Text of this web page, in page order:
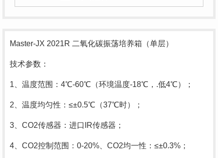
Master-JX 2021R 二氧化碳振荡培养箱（单层）
技术参数：
1、温度范围：4℃-60℃（环境温度-18℃，.低4℃）；
2、温度均匀性：≤±0.5℃（37℃时）；
3、CO2传感器：进口IR传感器；
4、CO2控制范围：0-20%、CO2均一性：≤±0.3%；